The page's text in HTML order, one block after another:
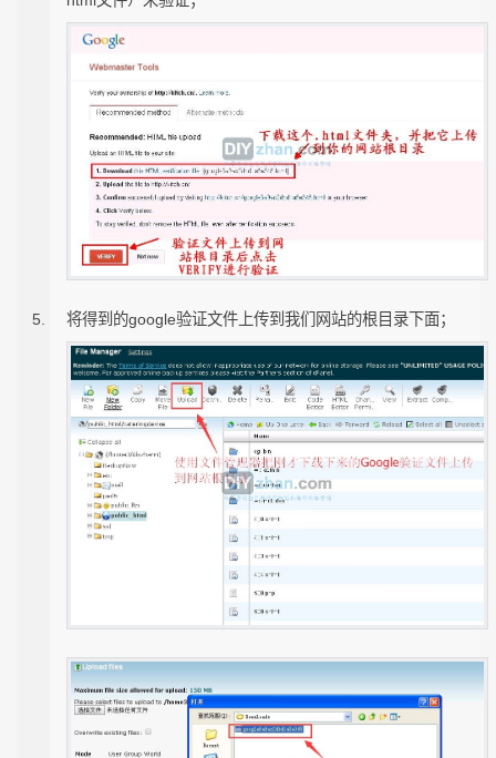
将得到的google验证文件上传到我们网站的根目录下面；